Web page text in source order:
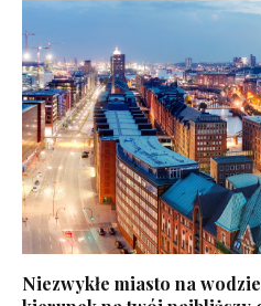
Niezwykłe miasto na